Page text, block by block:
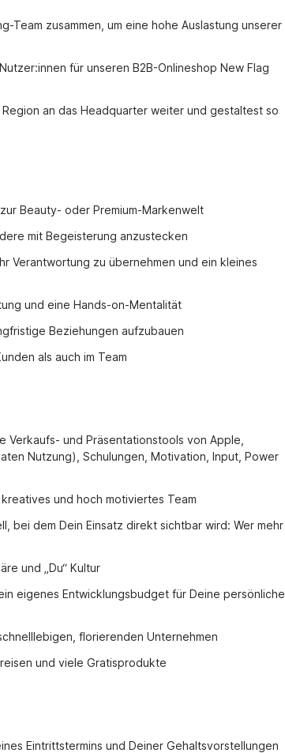
Team zusammen, um eine hohe Auslastung unserer
für unseren B2B-Onlineshop New Flag
an das Headquarter weiter und gestaltest so
Beauty- oder Premium-Markenwelt
mit Begeisterung anzustecken
Verantwortung zu übernehmen und ein kleines
und eine Hands-on-Mentalität
Beziehungen aufzubauen
als auch im Team
Verkaufs- und Präsentationstools von Apple,
Nutzung), Schulungen, Motivation, Input, Power
und hoch motiviertes Team
bei dem Dein Einsatz direkt sichtbar wird: Wer mehr
und „Du“ Kultur
eigenes Entwicklungsbudget für Deine persönliche
florierenden Unternehmen
und viele Gratisprodukte
Eintrittstermins und Deiner Gehaltsvorstellungen